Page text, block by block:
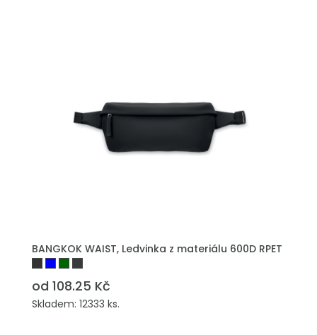
BANGKOK WAIST, Ledvinka z materiálu 600D RPET
od 108.25 Kč
Skladem: 12333 ks.